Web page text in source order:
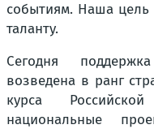
событиям. Наша цель
таланту.
Сегодня
возведена в ранг
курса
национальные